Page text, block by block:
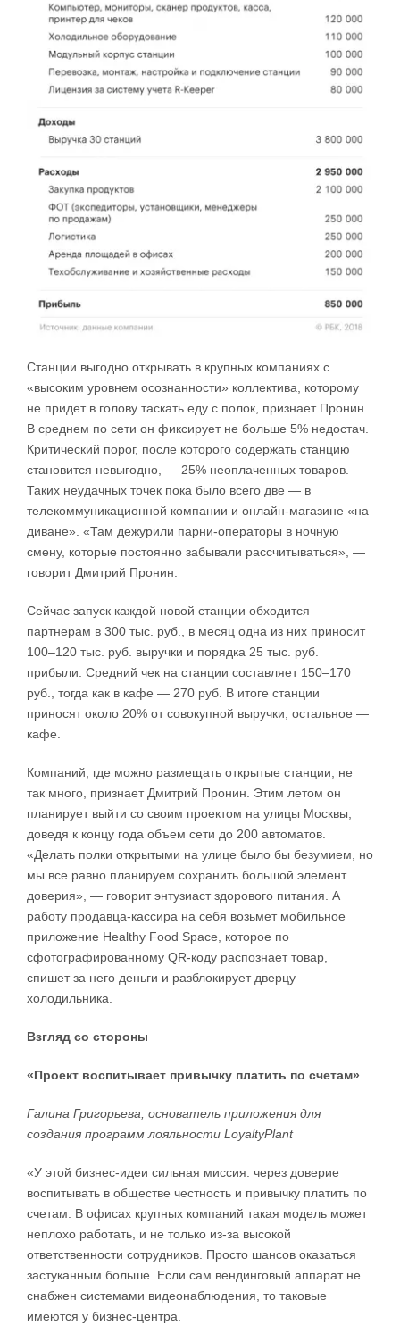
Станции выгодно открывать в крупных компаниях с
«высоким уровнем осознанности» коллектива, которому
не придет в голову таскать еду с полок, признает Пронин.
В среднем по сети он фиксирует не больше 5% недостач.
Критический порог, после которого содержать станцию
становится невыгодно, — 25% неоплаченных товаров.
Таких неудачных точек пока было всего две — в
телекоммуникационной компании и онлайн-магазине «на
диване». «Там дежурили парни-операторы в ночную
смену, которые постоянно забывали рассчитываться», —
говорит Дмитрий Пронин.
Сейчас запуск каждой новой станции обходится
партнерам в 300 тыс. руб., в месяц одна из них приносит
100–120 тыс. руб. выручки и порядка 25 тыс. руб.
прибыли. Средний чек на станции составляет 150–170
руб., тогда как в кафе — 270 руб. В итоге станции
приносят около 20% от совокупной выручки, остальное —
кафе.
Компаний, где можно размещать открытые станции, не
так много, признает Дмитрий Пронин. Этим летом он
планирует выйти со своим проектом на улицы Москвы,
доведя к концу года объем сети до 200 автоматов.
«Делать полки открытыми на улице было бы безумием, но
мы все равно планируем сохранить большой элемент
доверия», — говорит энтузиаст здорового питания. А
работу продавца-кассира на себя возьмет мобильное
приложение Healthy Food Space, которое по
сфотографированному QR-коду распознает товар,
спишет за него деньги и разблокирует дверцу
холодильника.
Взгляд со стороны
«Проект воспитывает привычку платить по счетам»
Галина Григорьева, основатель приложения для
создания программ лояльности LoyaltyPlant
«У этой бизнес-идеи сильная миссия: через доверие
воспитывать в обществе честность и привычку платить по
счетам. В офисах крупных компаний такая модель может
неплохо работать, и не только из-за высокой
ответственности сотрудников. Просто шансов оказаться
застуканным больше. Если сам вендинговый аппарат не
снабжен системами видеонаблюдения, то таковые
имеются у бизнес-центра.